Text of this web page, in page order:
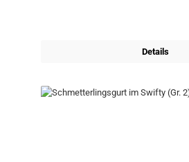
Details